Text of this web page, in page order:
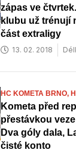
zápas ve
klubu už trénují
část extraligy
13. 02. 2018
HC KOMETA BRNO,
Kometa před
přestávkou
Dva góly dala,
čisté konto